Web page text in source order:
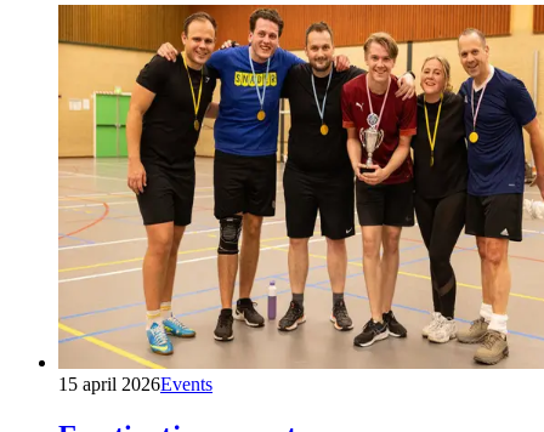
15 april 2026Events